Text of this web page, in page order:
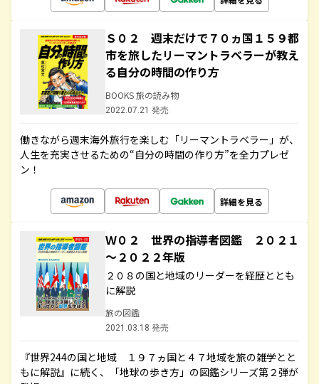
Ｓ０２ 週末だけで７０ヵ国１５９都
市を旅したリーマントラベラーが教え
る自分の時間の作り方
BOOKS 旅の読み物
2022.07.21 発売
働きながら週末海外旅行を楽しむ「リーマントラベラー」が、
人生を充実させるための“自分の時間の作り方”を全力プレゼ
ン！
詳細を見る
Ｗ０２ 世界の指導者図鑑 ２０２１
～２０２２年版
２０８の国と地域のリーダーを経歴ととも
に解説
旅の図鑑
2021.03.18 発売
『世界244の国と地域 １９７ヵ国と４７地域を旅の雑学とと
もに解説』に続く、「地球の歩き方」の図鑑シリーズ第２弾が